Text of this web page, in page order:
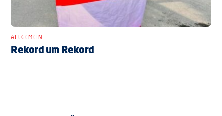
ALLGEMEIN
Rekord um Rekord